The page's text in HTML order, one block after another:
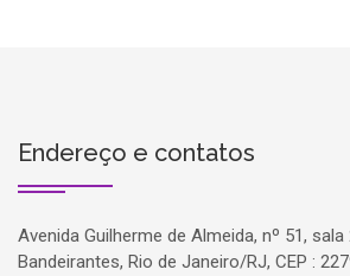
Endereço e contatos
Avenida Guilherme de Almeida, nº 51,
Bandeirantes, Rio de Janeiro/RJ, CEP :